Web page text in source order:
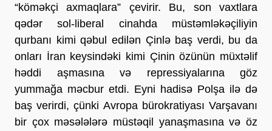
“köməkçi axmaqlara” çevirir. Bu, son vaxtlara
qədər sol-liberal cinahda müstəmləkəçiliyin
qurbanı kimi qəbul edilən Çinlə baş verdi, bu da
onları İran keysindəki kimi Çinin özünün müxtəlif
həddi aşmasına və repressiyalarına göz
yummağa məcbur etdi. Eyni hadisə Polşa ilə də
baş verirdi, çünki Avropa bürokratiyası Varşavanı
bir çox məsələlərə müstəqil yanaşmasına və öz